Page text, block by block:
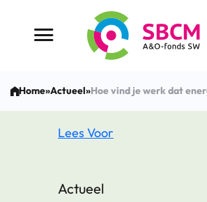
Menu button
Home»Actueel»Hoe vind je werk dat
Lees Voor
Actueel